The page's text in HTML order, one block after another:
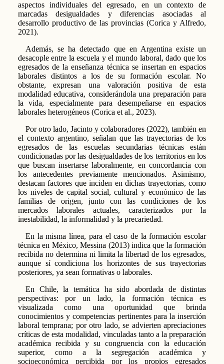
aspectos individuales del egresado, en un contexto de
marcadas desigualdades y diferencias asociadas al
desarrollo productivo de las provincias (Corica y Alfredo,
2021).
Además, se ha detectado que en Argentina existe un
desacople entre la escuela y el mundo laboral, dado que los
egresados de la enseñanza técnica se insertan en espacios
laborales distintos a los de su formación escolar. No
obstante, expresan una valoración positiva de esta
modalidad educativa, considerándola una preparación para
la vida, especialmente para desempeñarse en espacios
laborales heterogéneos (Corica et al., 2023).
Por otro lado, Jacinto y colaboradores (2022), también en
el contexto argentino, señalan que las trayectorias de los
egresados de las escuelas secundarias técnicas están
condicionadas por las desigualdades de los territorios en los
que buscan insertarse laboralmente, en concordancia con
los antecedentes previamente mencionados. Asimismo,
destacan factores que inciden en dichas trayectorias, como
los niveles de capital social, cultural y económico de las
familias de origen, junto con las condiciones de los
mercados laborales actuales, caracterizados por la
inestabilidad, la informalidad y la precariedad.
En la misma línea, para el caso de la formación escolar
técnica en México, Messina (2013) indica que la formación
recibida no determina ni limita la libertad de los egresados,
aunque sí condiciona los horizontes de sus trayectorias
posteriores, ya sean formativas o laborales.
En Chile, la temática ha sido abordada de distintas
perspectivas: por un lado, la formación técnica es
visualizada como una oportunidad que brinda
conocimientos y competencias pertinentes para la inserción
laboral temprana; por otro lado, se advierten apreciaciones
críticas de esta modalidad, vinculadas tanto a la preparación
académica recibida y su congruencia con la educación
superior, como a la segregación académica y
socioeconómica percibida por los propios egresados